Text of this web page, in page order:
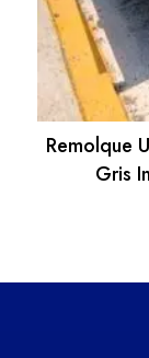
Remolque
Gris